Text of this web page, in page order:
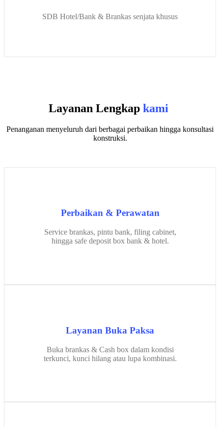
SDB Hotel/Bank & Brankas senjata khusus
Layanan Lengkap kami
Penanganan menyeluruh dari berbagai perbaikan hingga konsultasi
konstruksi.
Perbaikan & Perawatan
Service brankas, pintu bank, filing cabinet,
hingga safe deposit box bank & hotel.
Layanan Buka Paksa
Buka brankas & Cash box dalam kondisi
terkunci, kunci hilang atau lupa kombinasi.